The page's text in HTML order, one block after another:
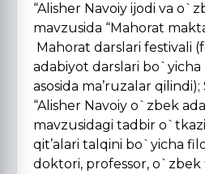
“Alisher Navoiy ijodi va
mavzusida “Mahorat
Mahorat darslari festivali
adabiyot darslari bo`yicha
asosida ma’ruzalar
“Alisher Navoiy o`zbek
mavzusidagi tadbir
qit’alari talqini bo`yicha
doktori, professor, o`zbek